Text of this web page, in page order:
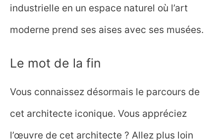
industrielle en un espace naturel où l’art
moderne prend ses aises avec ses musées.
Le mot de la fin
Vous connaissez désormais le parcours de
cet architecte iconique. Vous appréciez
l’œuvre de cet architecte ? Allez plus loin